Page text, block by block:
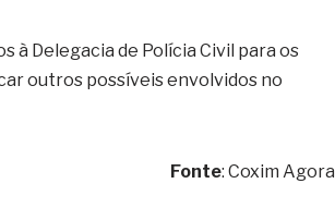
à Delegacia de Polícia Civil para os
outros possíveis envolvidos no
Fonte: Coxim Agora